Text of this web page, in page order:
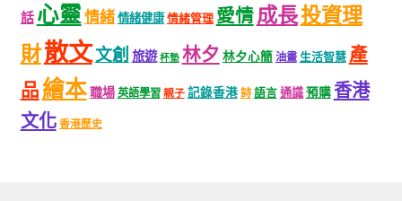
話 心靈情緒情緒健康情緒管理 愛情成長投資理
財散文文創 旅遊 杯墊 林夕 林夕心簡 油畫 生活智慧 產
品繪本職場 英語學習 親子 記錄香港 詩 語言通識預購香港
文化 香港歷史